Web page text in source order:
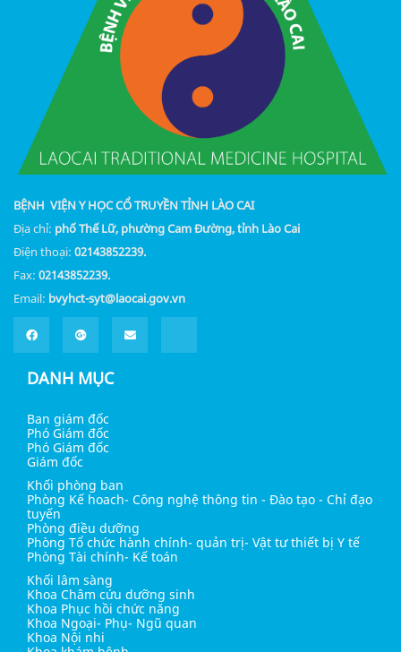
BỆNH VIỆN Y HỌC CỔ TRUYỀN TỈNH LÀO CAI
Địa chỉ: phố Thế Lữ, phường Cam Đường, tỉnh Lào Cai
Điện thoại: 02143852239.
Fax: 02143852239.
Email: bvyhct-syt@laocai.gov.vn
DANH MỤC
Ban giám đốc
Phó Giám đốc
Phó Giám đốc
Giám đốc
Khối phòng ban
Phòng Kế hoach- Công nghệ thông tin - Đào tạo - Chỉ đạo
tuyến
Phòng điều dưỡng
Phòng Tổ chức hành chính- quản trị- Vật tư thiết bị Y tế
Phòng Tài chính- Kế toán
Khối lâm sàng
Khoa Châm cứu dưỡng sinh
Khoa Phục hồi chức năng
Khoa Ngoại- Phụ- Ngũ quan
Khoa Nội nhi